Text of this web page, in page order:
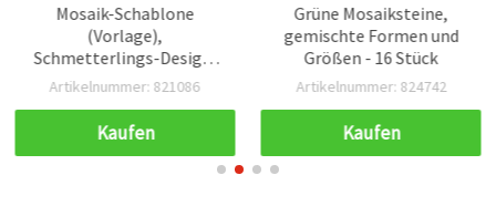
Mosaik-Schablone
(Vorlage),
Schmetterlings-Design,
93 x 126 mm – für Basteln
Artikelnummer: 821086
Kaufen
Grüne Mosaiksteine,
gemischte Formen und
Größen - 16 Stück
Artikelnummer: 824742
Kaufen